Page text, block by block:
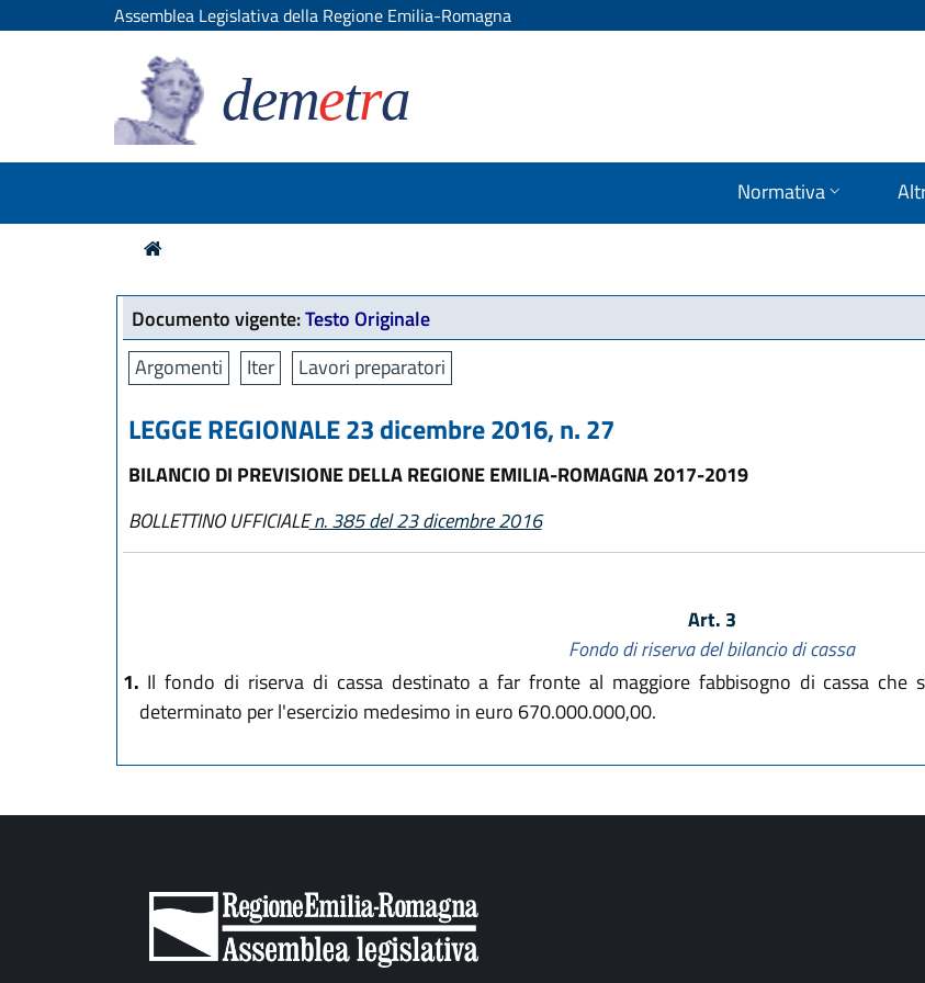
Assemblea Legislativa della Regione Emilia-Romagna
demetra
Normativa
Documento vigente:Testo Originale
Argomenti
Iter Lavori preparatori
LEGGE REGIONALE 23 dicembre 2016, n. 27
BILANCIO DI PREVISIONE DELLA REGIONE EMILIA-ROMAGNA 2017-2019
BOLLETTINO UFFICIALEn. 385 del 23 dicembre 2016
Art. 3
Fondo di riserva del bilancio di cassa
1. Il fondo di riserva di cassa destinato a far fronte al maggiore fabbisogno di cassa che
determinato per l'esercizio medesimo in euro 670.000.000,00.